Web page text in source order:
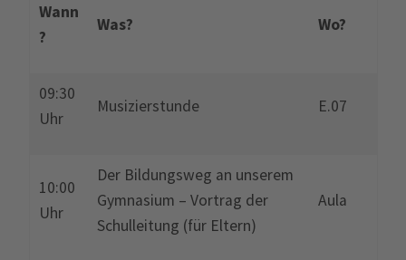
Wann
?
Was? Wo?
09:30
Uhr
Musizierstunde E.07
10:00
Uhr
Der Bildungsweg an unserem
Gymnasium – Vortrag der
Schulleitung (für Eltern)
Aula